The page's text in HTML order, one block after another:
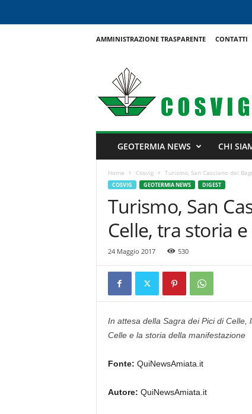
AMMINISTRAZIONE TRASPARENTE CONTATTI
GEOTERMIA NEWS CHI
Home Cosvig Turismo, San Casciano dei
COSVIG GEOTERMIA NEWS DIGEST
Turismo, San
Celle, tra storia
24 Maggio 2017 530
In attesa della Sagra dei Pici di
Celle e la storia della manifestazione
Fonte: QuiNewsAmiata.it
Autore: QuiNewsAmiata.it